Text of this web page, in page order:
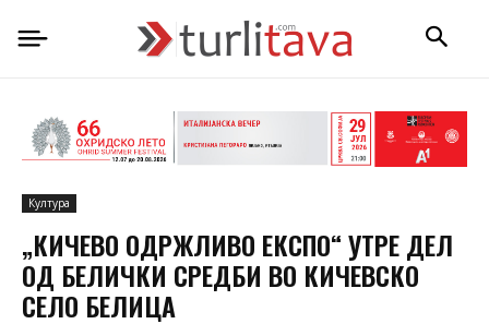
Култура
„КИЧЕВО ОДРЖЛИВО ЕКСПО“ УТРЕ ДЕЛ
ОД БЕЛИЧКИ СРЕДБИ ВО КИЧЕВСКО
СЕЛО БЕЛИЦА